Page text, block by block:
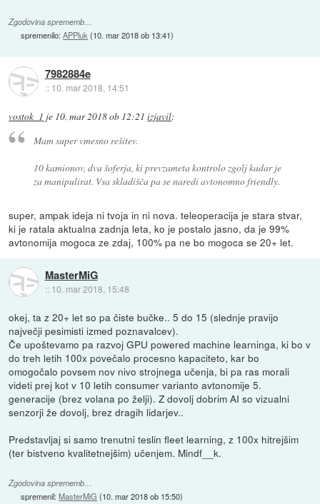
Zgodovina sprememb…
spremenilo:APPluk (10. mar 2018 ob 13:41)
7982884e
:: 10. mar 2018, 14:51
vostok_1 je 10. mar 2018 ob 12:21 izjavil:
Mam super vmesno rešitev.
10 kamionov, dva šoferja, ki prevzameta kontrolo zgolj kadar je
za manipulirat. Vsa skladišča pa se naredi avtonomno friendly.
super, ampak ideja ni tvoja in ni nova. teleoperacija je stara stvar,
ki je ratala aktualna zadnja leta, ko je postalo jasno, da je 99%
avtonomija mogoca ze zdaj, 100% pa ne bo mogoca se 20+ let.
MasterMiG
:: 10. mar 2018, 15:48
okej, ta z 20+ let so pa čiste bučke.. 5 do 15 (slednje pravijo
največji pesimisti izmed poznavalcev).
Če upoštevamo pa razvoj GPU powered machine learninga, ki bo v
do treh letih 100x povečalo procesno kapaciteto, kar bo
omogočalo povsem nov nivo strojnega učenja, bi pa ras morali
videti prej kot v 10 letih consumer varianto avtonomije 5.
generacije (brez volana po želji). Z dovolj dobrim AI so vizualni
senzorji že dovolj, brez dragih lidarjev..
Predstavljaj si samo trenutni teslin fleet learning, z 100x hitrejšim
(ter bistveno kvalitetnejšim) učenjem. Mindf__k.
Zgodovina sprememb…
spremenil:MasterMiG (10. mar 2018 ob 15:50)